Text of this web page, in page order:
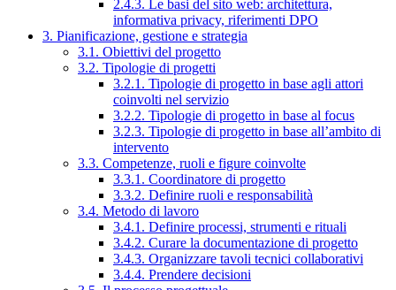
2.4.3. Le basi del sito web: architettura,
informativa privacy, riferimenti DPO
3. Pianificazione, gestione e strategia
3.1. Obiettivi del progetto
3.2. Tipologie di progetti
3.2.1. Tipologie di progetto in base agli attori
coinvolti nel servizio
3.2.2. Tipologie di progetto in base al focus
3.2.3. Tipologie di progetto in base all’ambito di
intervento
3.3. Competenze, ruoli e figure coinvolte
3.3.1. Coordinatore di progetto
3.3.2. Definire ruoli e responsabilità
3.4. Metodo di lavoro
3.4.1. Definire processi, strumenti e rituali
3.4.2. Curare la documentazione di progetto
3.4.3. Organizzare tavoli tecnici collaborativi
3.4.4. Prendere decisioni